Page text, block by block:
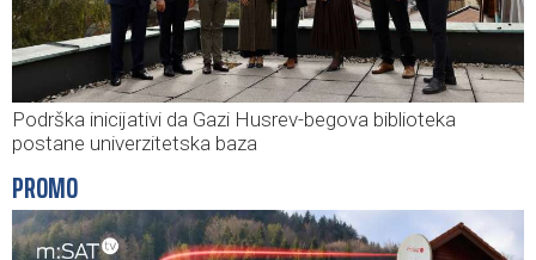
Podrška inicijativi da Gazi Husrev-begova biblioteka
postane univerzitetska baza
PROMO